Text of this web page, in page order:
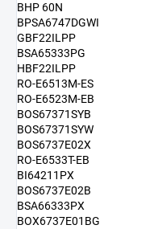
BHP 60N
BPSA6747DGWI
GBF22ILPP
BSA65333PG
HBF22ILPP
RO-E6513M-ES
RO-E6523M-EB
BOS67371SYB
BOS67371SYW
BOS6737E02X
RO-E6533T-EB
BI64211PX
BOS6737E02B
BSA66333PX
BOX6737E01BG